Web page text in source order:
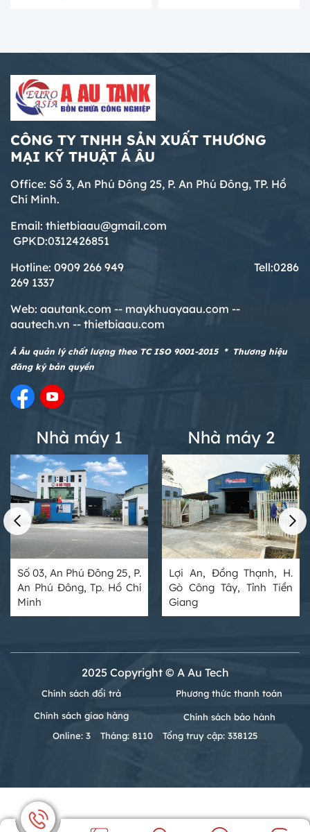
CÔNG TY TNHH SẢN XUẤT THƯƠNG
MẠI KỸ THUẬT Á ÂU
Office: Số 3, An Phú Đông 25, P. An Phú Đông, TP. Hồ
Chí Minh.
Email: thietbiaau@gmail.com
GPKD:0312426851
Hotline: 0909 266 949 Tell:0286
269 1337
Web: aautank.com -- maykhuayaau.com --
aautech.vn -- thietbiaau.com
Á Âu quản lý chất lượng theo TC ISO 9001-2015 * Thương hiệu
đăng ký bản quyền
Nhà máy 1
Số 03, An Phú Đông 25, P.
An Phú Đông, Tp. Hồ Chí
Minh
Nhà máy 2
Lợi An, Đồng Thạnh, H.
Gò Công Tây, Tỉnh Tiền
Giang
2025 Copyright © A Au Tech
Chính sách đổi trả
Phương thức thanh toán
Chính sách giao hàng
Chính sách bảo hành
Online: 3
Tháng: 8110 Tổng truy cập: 338125